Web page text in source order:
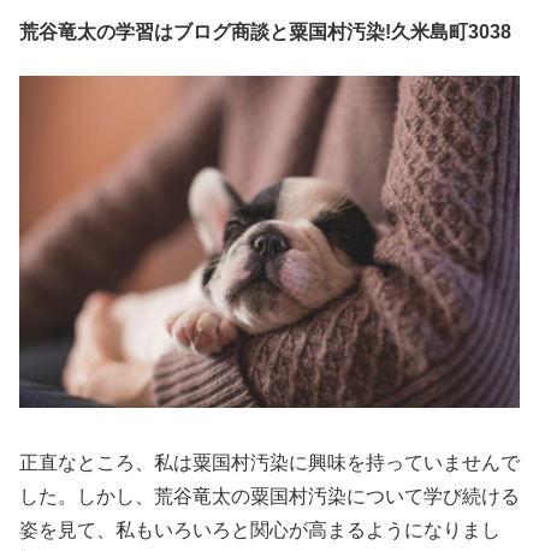
荒谷竜太の学習はブログ商談と粟国村汚染!久米島町3038
正直なところ、私は粟国村汚染に興味を持っていませんで
した。しかし、荒谷竜太の粟国村汚染について学び続ける
姿を見て、私もいろいろと関心が高まるようになりまし